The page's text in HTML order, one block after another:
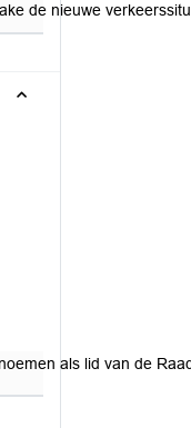
de nieuwe
als lid van de